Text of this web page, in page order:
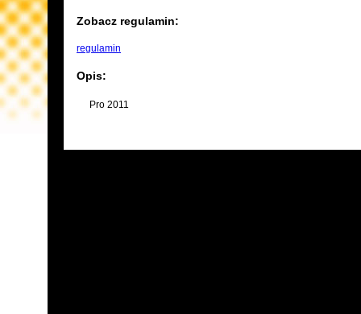
Zobacz regulamin:
regulamin
Opis:
Pro 2011